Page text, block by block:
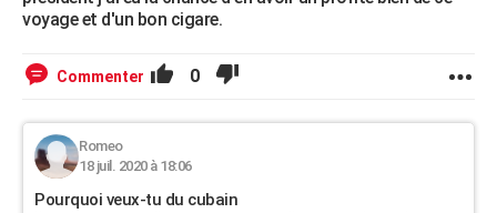
voyage et d'un bon cigare.
Commenter 0
Romeo
18 juil. 2020 à 18:06
Pourquoi veux-tu du cubain